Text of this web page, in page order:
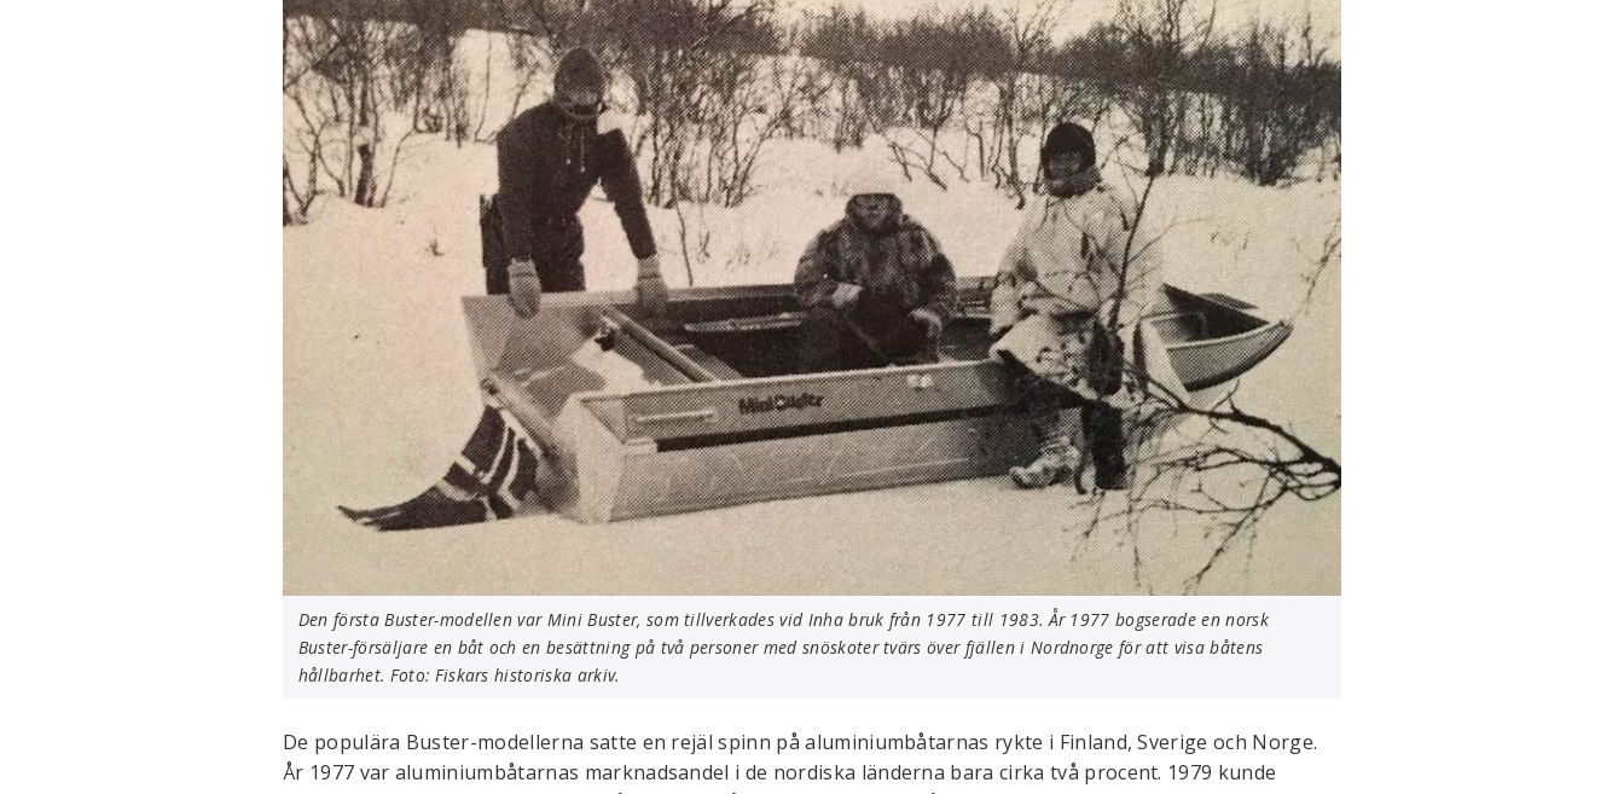
Den första Buster-modellen var Mini Buster, som tillverkades vid Inha bruk från 1977 till 1983. År 1977 bogserade en norsk
Buster-försäljare en båt och en besättning på två personer med snöskoter tvärs över fjällen i Nordnorge för att visa båtens
hållbarhet. Foto: Fiskars historiska arkiv.
De populära Buster-modellerna satte en rejäl spinn på aluminiumbåtarnas rykte i Finland, Sverige och Norge.
År 1977 var aluminiumbåtarnas marknadsandel i de nordiska länderna bara cirka två procent. 1979 kunde